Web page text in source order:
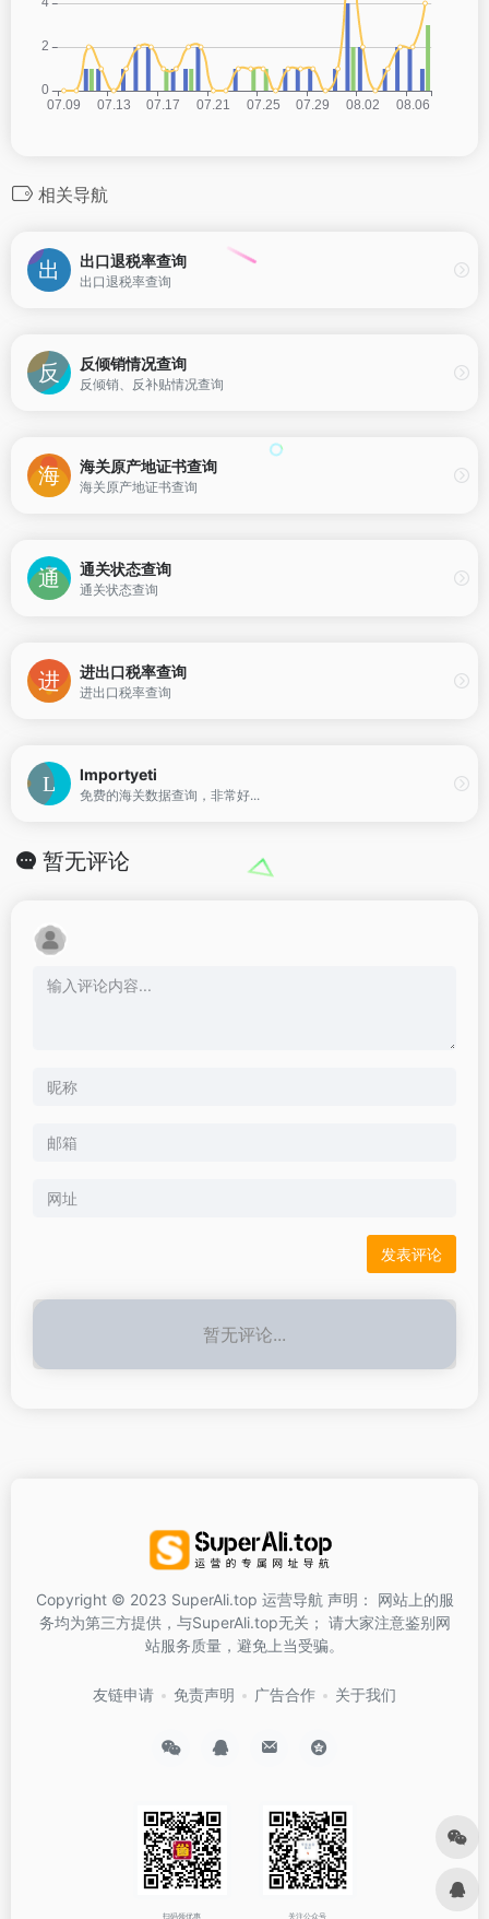
相关导航
出口退税率查询
出口退税率查询
反倾销情况查询
反倾销、反补贴情况查询
海关原产地证书查询
海关原产地证书查询
通关状态查询
通关状态查询
进出口税率查询
进出口税率查询
lmportyeti
免费的海关数据查询，非常好...
暂无评论
暂无评论...
Copyright © 2023 SuperAli.top 运营导航 声明： 网站上的服
务均为第三方提供，与SuperAli.top无关； 请大家注意鉴别网
站服务质量，避免上当受骗。
友链申请 免责声明 广告合作 关于我们
扫码领优惠 关注公众号